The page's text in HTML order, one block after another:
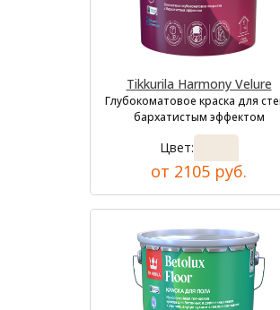
Tikkurila Harmony Velure
Глубокоматовое краска для
бархатистым эффектом
Цвет:
от 2105 руб.